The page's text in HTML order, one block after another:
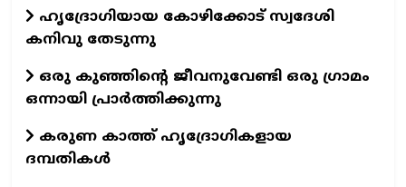
ഹൃദ്രോഗിയായ കോഴിക്കോട് സ്വദേശി
കനിവു തേടുന്നു
ഒരു കുഞ്ഞിന്റെ ജീവനുവേണ്ടി ഒരു ഗ്രാമം
ഒന്നായി പ്രാര്‍ത്തിക്കുന്നു
കരുണ കാത്ത് ഹൃദ്രോഗികളായ
ദമ്പതികള്‍